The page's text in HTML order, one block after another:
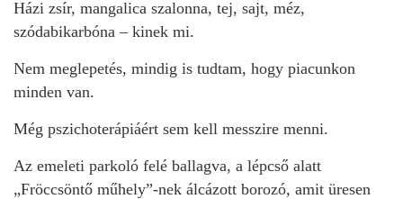
Házi zsír, mangalica szalonna, tej, sajt, méz,
szódabikarbóna – kinek mi.
Nem meglepetés, mindig is tudtam, hogy piacunkon
minden van.
Még pszichoterápiáért sem kell messzire menni.
Az emeleti parkoló felé ballagva, a lépcső alatt
„Fröccsöntő műhely”-nek álcázott borozó, amit üresen